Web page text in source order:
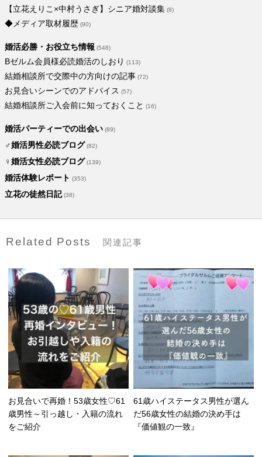
【立花えりこ×中村うさぎ】シニア婚対談集 (8)
◆メディア取材履歴 (90)
婚活必勝・お役立ち情報 (548)
Bゼルム会員様必読婚活のしおり (113)
結婚相談所で交際中の方向けの記事 (72)
お見合いシーンでのアドバイス (57)
結婚相談所ご入会前に知っておくこと (16)
婚活パーティーでの出会い (89)
♂婚活男性必読ブログ (82)
♀婚活女性必読ブログ (139)
婚活体験レポート (353)
立花の徒然日記(38)
Related Posts 関連記事
お見合いで再婚！53歳女性♡61
歳男性～引っ越し・入籍の流れ
をご紹介
61歳ハイステータス男性が選ん
だ56歳女性の結婚の決め手は
『価値観の一致』